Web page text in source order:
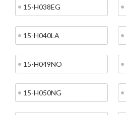
15-H038EG
15-H040LA
15-H049NO
15-H050NG